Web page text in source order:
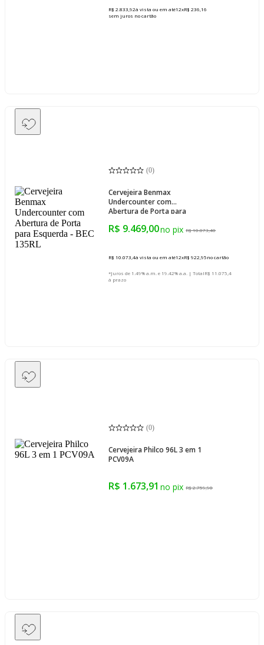
R$ 2.833,92à vista ou em até12xR$ 236,16
sem juros no cartão
(0)
Cervejeira Benmax
Undercounter com
Abertura de Porta para
R$ 9.469,00 R$ 10.073,40
R$ 10.073,4à vista ou em até12xR$ 922,95no cartão
*Juros de 1.49% a.m. e 19.42% a.a. | TotalR$ 11.075,4
à prazo
(0)
Cervejeira Philco 96L 3 em 1
PCV09A
R$ 1.673,91 R$ 2.759,90